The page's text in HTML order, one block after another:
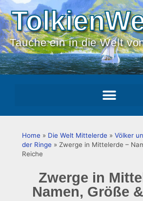
Tauche ein in die Welt
Home » Die Welt Mittelerde » Völker
der Ringe » Zwerge in Mittelerde –
Reiche
Zwerge in
Namen, Größe